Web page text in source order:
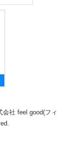
社 feel good(フィ